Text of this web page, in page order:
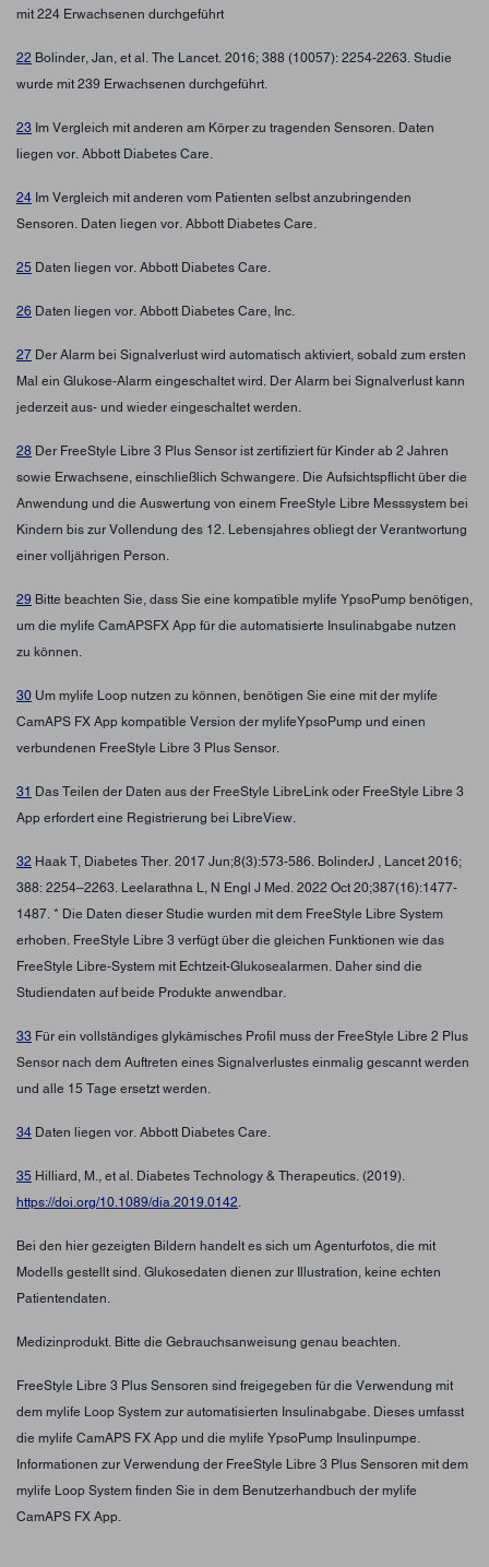
mit 224 Erwachsenen durchgeführt
22 Bolinder, Jan, et al. The Lancet. 2016; 388 (10057): 2254-2263. Studie
wurde mit 239 Erwachsenen durchgeführt.
23 Im Vergleich mit anderen am Körper zu tragenden Sensoren. Daten
liegen vor. Abbott Diabetes Care.
24 Im Vergleich mit anderen vom Patienten selbst anzubringenden
Sensoren. Daten liegen vor. Abbott Diabetes Care.
25 Daten liegen vor. Abbott Diabetes Care.
26 Daten liegen vor. Abbott Diabetes Care, Inc.
27 Der Alarm bei Signalverlust wird automatisch aktiviert, sobald zum ersten
Mal ein Glukose-Alarm eingeschaltet wird. Der Alarm bei Signalverlust kann
jederzeit aus- und wieder eingeschaltet werden.
28 Der FreeStyle Libre 3 Plus Sensor ist zertifiziert für Kinder ab 2 Jahren
sowie Erwachsene, einschließlich Schwangere. Die Aufsichtspflicht über die
Anwendung und die Auswertung von einem FreeStyle Libre Messsystem bei
Kindern bis zur Vollendung des 12. Lebensjahres obliegt der Verantwortung
einer volljährigen Person.
29 Bitte beachten Sie, dass Sie eine kompatible mylife YpsoPump benötigen,
um die mylife CamAPSFX App für die automatisierte Insulinabgabe nutzen
zu können.
30 Um mylife Loop nutzen zu können, benötigen Sie eine mit der mylife
CamAPS FX App kompatible Version der mylifeYpsoPump und einen
verbundenen FreeStyle Libre 3 Plus Sensor.
31 Das Teilen der Daten aus der FreeStyle LibreLink oder FreeStyle Libre 3
App erfordert eine Registrierung bei LibreView.
32 Haak T, Diabetes Ther. 2017 Jun;8(3):573-586. BolinderJ , Lancet 2016;
388: 2254–2263. Leelarathna L, N Engl J Med. 2022 Oct 20;387(16):1477-
1487. * Die Daten dieser Studie wurden mit dem FreeStyle Libre System
erhoben. FreeStyle Libre 3 verfügt über die gleichen Funktionen wie das
FreeStyle Libre-System mit Echtzeit-Glukosealarmen. Daher sind die
Studiendaten auf beide Produkte anwendbar.
33 Für ein vollständiges glykämisches Profil muss der FreeStyle Libre 2 Plus
Sensor nach dem Auftreten eines Signalverlustes einmalig gescannt werden
und alle 15 Tage ersetzt werden.
34 Daten liegen vor. Abbott Diabetes Care.
35 Hilliard, M., et al. Diabetes Technology & Therapeutics. (2019).
https://doi.org/10.1089/dia.2019.0142.
Bei den hier gezeigten Bildern handelt es sich um Agenturfotos, die mit
Modells gestellt sind. Glukosedaten dienen zur Illustration, keine echten
Patientendaten.
Medizinprodukt. Bitte die Gebrauchsanweisung genau beachten.
FreeStyle Libre 3 Plus Sensoren sind freigegeben für die Verwendung mit
dem mylife Loop System zur automatisierten Insulinabgabe. Dieses umfasst
die mylife CamAPS FX App und die mylife YpsoPump Insulinpumpe.
Informationen zur Verwendung der FreeStyle Libre 3 Plus Sensoren mit dem
mylife Loop System finden Sie in dem Benutzerhandbuch der mylife
CamAPS FX App.